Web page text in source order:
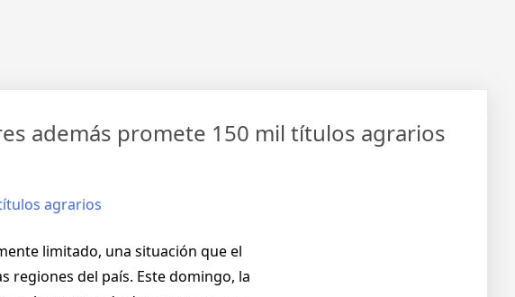
además promete 150 mil títulos agrarios
limitado, una situación que el
del país. Este domingo, la